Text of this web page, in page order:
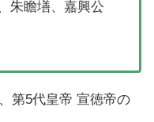
朱瞻墡、嘉興公
第5代皇帝 宣徳帝の